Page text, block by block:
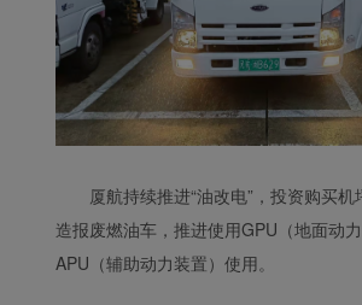
厦航持续推进“油改电”，投资购买
造报废燃油车，推进使用GPU（地面动
APU（辅助动力装置）使用。